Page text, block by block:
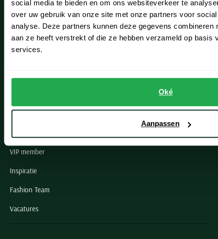
social media te bieden en om ons websiteverkeer te
over uw gebruik van onze site met onze partners voor
analyse. Deze partners kunnen deze gegevens combineren
aan ze heeft verstrekt of die ze hebben verzameld op basis
services.
Oké
Aanpassen
Lisse
Noordwijk
Oegstgeest
Grote maten herenkleding
VIP member
Inspiratie
Fashion Team
Vacatures